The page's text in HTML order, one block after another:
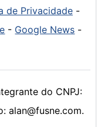
de Privacidade-
- Google News -
do CNPJ:
alan@fusne.com.